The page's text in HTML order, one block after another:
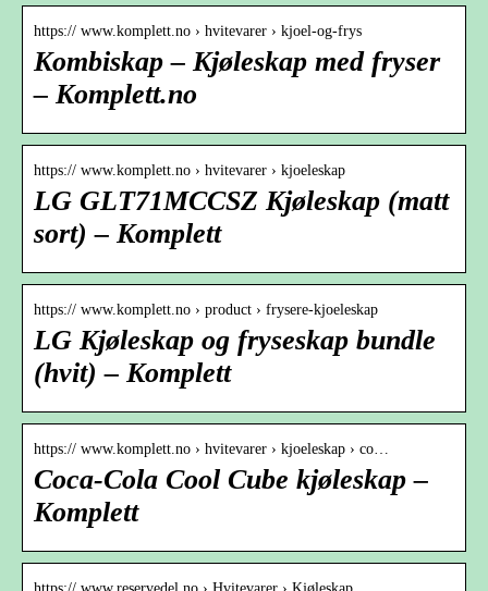
https:// www.komplett.no › hvitevarer › kjoel-og-frys
Kombiskap – Kjøleskap med fryser
– Komplett.no
https:// www.komplett.no › hvitevarer › kjoeleskap
LG GLT71MCCSZ Kjøleskap (matt
sort) – Komplett
https:// www.komplett.no › product › frysere-kjoeleskap
LG Kjøleskap og fryseskap bundle
(hvit) – Komplett
https:// www.komplett.no › hvitevarer › kjoeleskap › co…
Coca-Cola Cool Cube kjøleskap –
Komplett